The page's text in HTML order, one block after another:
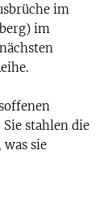
im
im
stahlen die
sie